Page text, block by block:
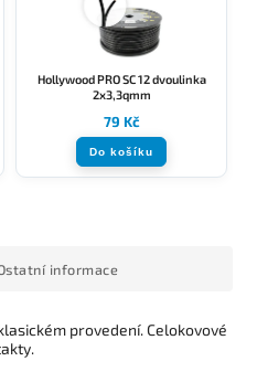
Hollywood PRO SC 12 dvoulinka
2x3,3qmm
79 Kč
Do košíku
informace
provedení. Celokovové